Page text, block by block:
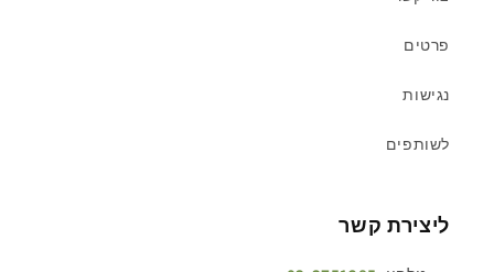
פרטים
נגישות
לשותפים
ליצירת קשר